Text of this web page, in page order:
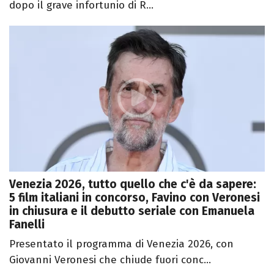
dopo il grave infortunio di R...
Venezia 2026, tutto quello che c'è da sapere:
5 film italiani in concorso, Favino con Veronesi
in chiusura e il debutto seriale con Emanuela
Fanelli
Presentato il programma di Venezia 2026, con
Giovanni Veronesi che chiude fuori conc...